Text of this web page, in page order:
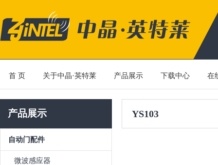
首 页 关于中晶·英特莱 产品展示 下载中心 在
产品展示
自动门配件
微波感应器
YS103